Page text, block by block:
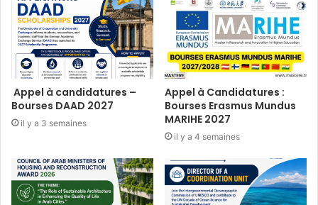
Appel à candidatures –
Bourses DAAD 2027
il y a 3 semaines
Appel à Candidatures :
Bourses Erasmus Mundus
MARIHE 2027
il y a 4 semaines